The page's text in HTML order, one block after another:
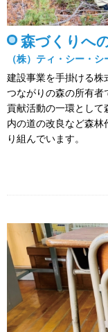
森づくりへ
（株）ティ・シー・シ
建設事業を手掛ける株
つながりの森の所有者
貢献活動の一環として
内の道の改良など森林
り組んでいます。